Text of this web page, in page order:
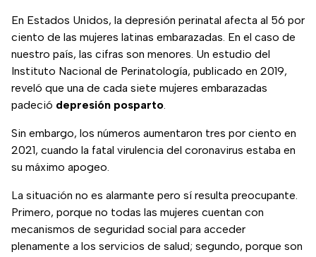
En Estados Unidos, la depresión perinatal afecta al 56 por
ciento de las mujeres latinas embarazadas. En el caso de
nuestro país, las cifras son menores. Un estudio del
Instituto Nacional de Perinatología, publicado en 2019,
reveló que una de cada siete mujeres embarazadas
padeció depresión posparto.
Sin embargo, los números aumentaron tres por ciento en
2021, cuando la fatal virulencia del coronavirus estaba en
su máximo apogeo.
La situación no es alarmante pero sí resulta preocupante.
Primero, porque no todas las mujeres cuentan con
mecanismos de seguridad social para acceder
plenamente a los servicios de salud; segundo, porque son